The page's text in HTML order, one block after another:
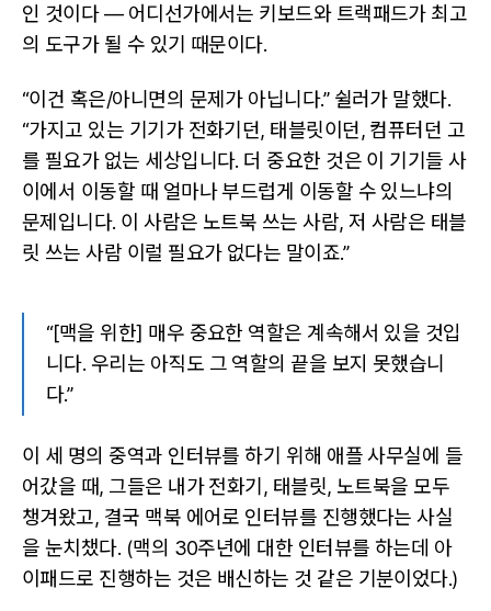
인 것이다 — 어디선가에서는 키보드와 트랙패드가 최고
의 도구가 될 수 있기 때문이다.
“이건 혹은/아니면의 문제가 아닙니다.” 쉴러가 말했다.
“가지고 있는 기기가 전화기던, 태블릿이던, 컴퓨터던 고
를 필요가 없는 세상입니다. 더 중요한 것은 이 기기들 사
이에서 이동할 때 얼마나 부드럽게 이동할 수 있느냐의
문제입니다. 이 사람은 노트북 쓰는 사람, 저 사람은 태블
릿 쓰는 사람 이럴 필요가 없다는 말이죠.”
“[맥을 위한] 매우 중요한 역할은 계속해서 있을 것입
니다. 우리는 아직도 그 역할의 끝을 보지 못했습니
다.”
이 세 명의 중역과 인터뷰를 하기 위해 애플 사무실에 들
어갔을 때, 그들은 내가 전화기, 태블릿, 노트북을 모두
챙겨왔고, 결국 맥북 에어로 인터뷰를 진행했다는 사실
을 눈치챘다. (맥의 30주년에 대한 인터뷰를 하는데 아
이패드로 진행하는 것은 배신하는 것 같은 기분이었다.)